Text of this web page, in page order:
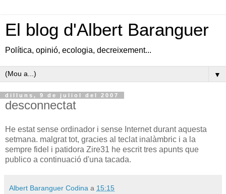
El blog d'Albert Baranguer
Política, opinió, ecologia, decreixement...
▼
dilluns, 9 de juliol del 2007
desconnectat
He estat sense ordinador i sense Internet durant aquesta
setmana. malgrat tot, gracies al teclat inalàmbric i a la
sempre fidel i patidora Zire31 he escrit tres apunts que
publico a continuació d'una tacada.
Albert Baranguer Codina a 15:15